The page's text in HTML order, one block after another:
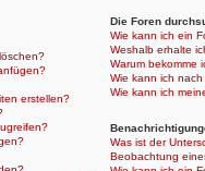
erstellen?
Die Foren
Wie kann ich ein
Weshalb erhalte
Warum bekomme
Wie kann ich
Wie kann ich
Was ist der
Beobachtung